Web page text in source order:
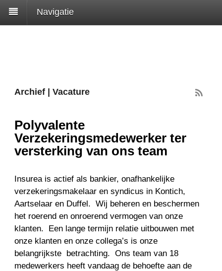
Navigatie
Archief | Vacature
Polyvalente
Verzekeringsmedewerker ter
versterking van ons team
Insurea is actief als bankier, onafhankelijke
verzekeringsmakelaar en syndicus in Kontich,
Aartselaar en Duffel. Wij beheren en beschermen
het roerend en onroerend vermogen van onze
klanten. Een lange termijn relatie uitbouwen met
onze klanten en onze collega’s is onze
belangrijkste betrachting. Ons team van 18
medewerkers heeft vandaag de behoefte aan de